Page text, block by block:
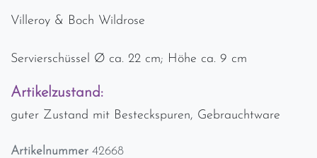
Villeroy & Boch Wildrose
Servierschüssel Ø ca. 22 cm; Höhe ca. 9 cm
Artikelzustand:
guter Zustand mit Besteckspuren, Gebrauchtware
Artikelnummer 42668